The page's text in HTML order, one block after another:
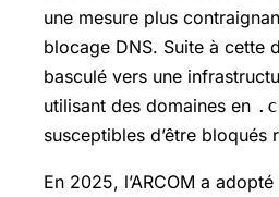
une mesure plus
blocage DNS. Suite à cette
basculé vers une
utilisant des domaines en
susceptibles d’être bloqués
En 2025, l’ARCOM a